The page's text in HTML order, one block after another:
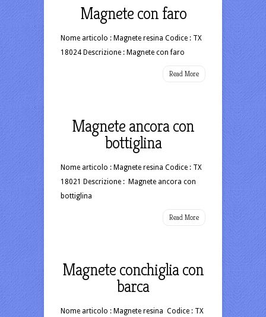
Magnete con faro
Nome articolo : Magnete resina Codice : TX
18024 Descrizione : Magnete con faro
Read More
Magnete ancora con
bottiglina
Nome articolo : Magnete resina Codice : TX
18021 Descrizione : Magnete ancora con
bottiglina
Read More
Magnete conchiglia con
barca
Nome articolo : Magnete resina Codice : TX